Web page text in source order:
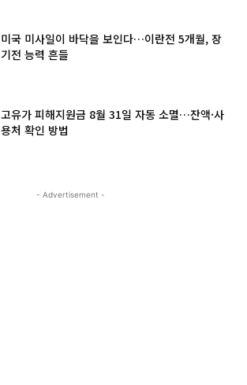
미국 미사일이 바닥을 보인다…이란전 5개월, 장
기전 능력 흔들
고유가 피해지원금 8월 31일 자동 소멸…잔액·사
용처 확인 방법
- Advertisement -